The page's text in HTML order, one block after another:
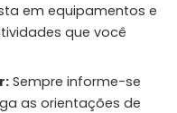
em equipamentos e
que você
Sempre informe-se
as orientações de